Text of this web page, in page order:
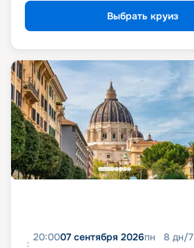
Выбрать круиз
20:0007 сентября 2026пн 8 дн/7